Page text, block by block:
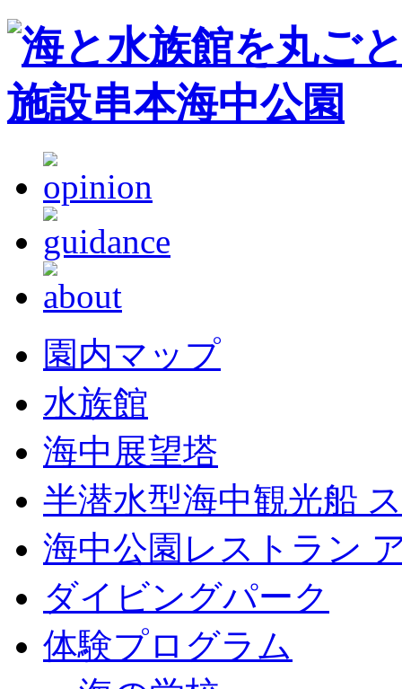
園内マップ
水族館
海中展望塔
半潜水型海中観光船
海中公園レストラン
ダイビングパーク
体験プログラム